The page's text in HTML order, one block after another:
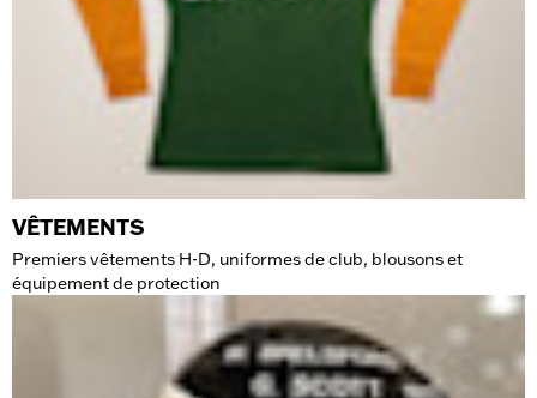
VÊTEMENTS
Premiers vêtements H-D, uniformes de club, blousons et
équipement de protection